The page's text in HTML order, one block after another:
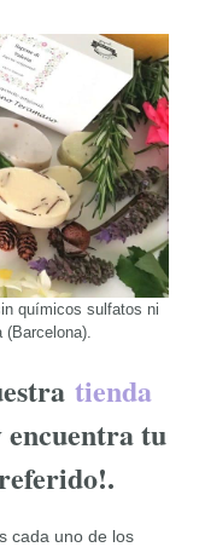
químicos sulfatos ni
tienda
encuentra tu
cada uno de los